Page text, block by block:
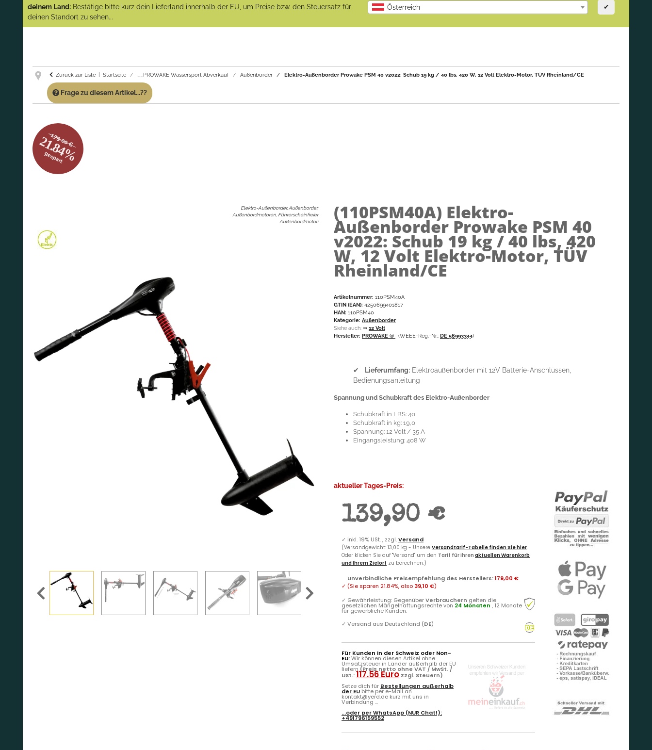
(Abverkauf)!
GARANTIE UND SERVICE:
Artikeln einfach an!
deinem Land: Bestätige bitte kurz dein Lieferland innerhalb der EU, um Preise bzw. den Steuersatz für
deinen Standort zu sehen...
Österreich ✔
Zurück zur Liste Startseite __PROWAKE Wassersport Abverkauf Außenborder Elektro-Außenborder Prowake PSM 40 v2022: Schub 19 kg / 40 lbs, 420 W, 12 Volt Elektro-Motor, TÜV Rheinland/CE
Frage zu diesem Artikel...??
179.00 €
21.84%
gespart
Elektro-Außenborder, Außenborder,
Außenbordmotoren, Führerscheinfreier
Außenbordmotor: (110PSM40A) Elektro-
Außenborder Prowake PSM 40
v2022: Schub 19 kg / 40 lbs, 420
W, 12 Volt Elektro-Motor, TÜV
Rheinland/CE
Artikelnummer: 110PSM40A
GTIN (EAN): 4250699401817
HAN: 110PSM40
Kategorie: Außenborder
Siehe auch: ⇒ 12 Volt
Hersteller: PROWAKE ® (WEEE-Reg.-Nr.: DE 56993344)
✔ Lieferumfang: Elektroaußenborder mit 12V Batterie-Anschlüssen,
Bedienungsanleitung
Spannung und Schubkraft des Elektro-Außenborder
Schubkraft in LBS: 40
Schubkraft in kg: 19,0
Spannung: 12 Volt / 35 A
Eingangsleistung: 408 W
aktueller Tages-Preis:
139,90 €
✓ inkl. 19% USt. , zzgl.Versand
(Versandgewicht: 13,00 kg - Unsere Versandtarif-Tabelle finden Sie hier.
Oder klicken Sie auf "Versand" um den Tarif für Ihren aktuellen Warenkorb
und Ihrem Zielort zu berechnen.)
Unverbindliche Preisempfehlung des Herstellers:179,00 €
✓ (Sie sparen 21.84%, also 39,10 €)
✓ Gewährleistung: GegenüberVerbrauchern gelten die
gesetzlichen Mängelhaftungsrechte von 24 Monaten , 12 Monate
für gewerbliche Kunden.
✓ Versand aus Deutschland (DE)
Für Kunden in der Schweiz oder Non-
EU:Wir können diesen Artikel ohne
Umsatzsteuer in Länder außerhalb der EU
liefern (Preis netto ohne VAT / MwSt. /
USt.:117.56 Euro zzgl. Steuern) .
Setze dich für Bestellungen außerhalb
der EU bitte per e-Mail an
kontakt@yerd.de kurz mit uns in
Verbindung ...
...oder perWhatsApp (NUR Chat!):
+491796159552